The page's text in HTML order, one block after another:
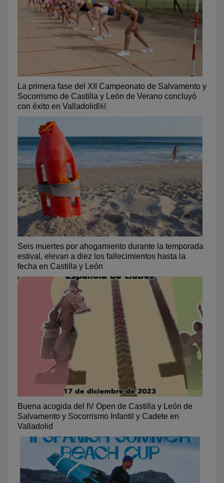
La primera fase del XII Campeonato de Salvamento y
Socorrismo de Castilla y León de Verano concluyó
con éxito en Valladolid￼
Seis muertes por ahogamiento durante la temporada
estival, elevan a diez los fallecimientos hasta la
fecha en Castilla y León
Buena acogida del IV Open de Castilla y León de
Salvamento y Socorrismo Infantil y Cadete en
Valladolid